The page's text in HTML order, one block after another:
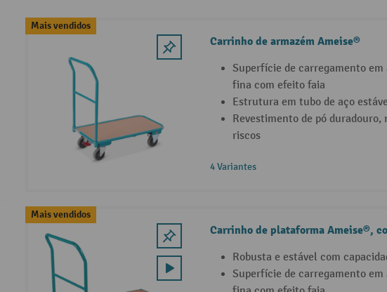
Mais vendidos
Carrinho de armazém Ameise®
Superfície de carregamento em
fina com efeito faia
Estrutura em tubo de aço
Revestimento de pó duradouro,
riscos
4 Variantes
Mais vendidos
Carrinho de plataforma Ameise®,
Robusta e estável com
Superfície de carregamento em